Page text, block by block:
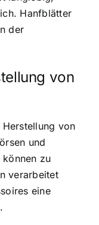
Hanfblätter
der
von
von
und
zu
verarbeitet
eine